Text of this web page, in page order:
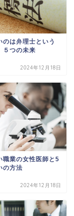
のは弁理士という
つの未来
2024年12月18日
職業の女性医師と5
の方法
2024年12月18日